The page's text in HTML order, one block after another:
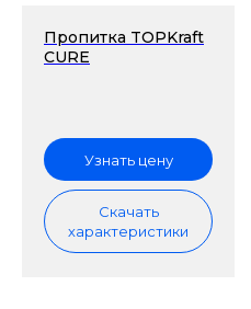
Пропитка TOPKraft
CURE
Узнать цену
Скачать
характеристики